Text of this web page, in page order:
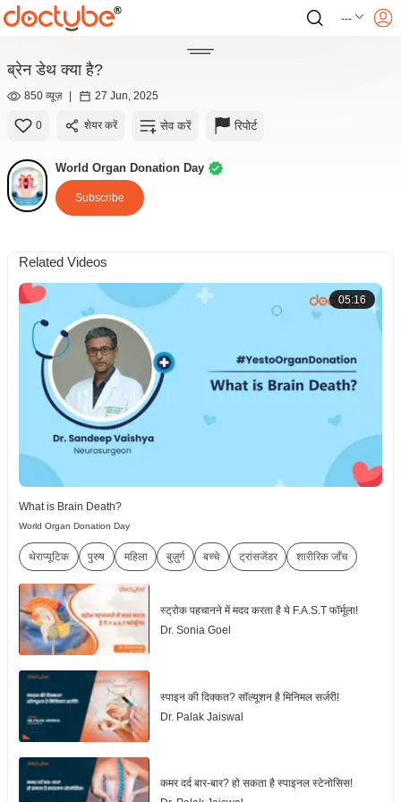
---
ब्रेन डेथ क्या है?
850 व्यूज़ | 27 Jun, 2025
0 शेयर करें सेव करें रिपोर्ट
World Organ Donation Day
Subscribe
Related Videos
05:16
What is Brain Death?
World Organ Donation Day
थेराप्यूटिक पुरुष महिला बुज़ुर्ग बच्चे ट्रांसजेंडर शारीरिक जाँच
स्ट्रोक पहचानने में मदद करता है ये F.A.S.T फॉर्मूला!
Dr. Sonia Goel
स्पाइन की दिक्कत? सॉल्यूशन है मिनिमल सर्जरी!
Dr. Palak Jaiswal
कमर दर्द बार-बार? हो सकता है स्पाइनल स्टेनोसिस!